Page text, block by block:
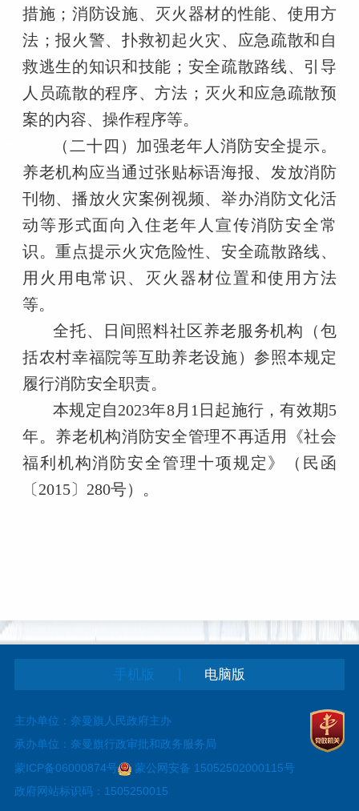
措施；消防设施、灭火器材的性能、使用方
法；报火警、扑救初起火灾、应急疏散和自
救逃生的知识和技能；安全疏散路线、引导
人员疏散的程序、方法；灭火和应急疏散预
案的内容、操作程序等。
（二十四）加强老年人消防安全提示。
养老机构应当通过张贴标语海报、发放消防
刊物、播放火灾案例视频、举办消防文化活
动等形式面向入住老年人宣传消防安全常
识。重点提示火灾危险性、安全疏散路线、
用火用电常识、灭火器材位置和使用方法
等。
全托、日间照料社区养老服务机构（包
括农村幸福院等互助养老设施）参照本规定
履行消防安全职责。
本规定自2023年8月1日起施行，有效期5
年。养老机构消防安全管理不再适用《社会
福利机构消防安全管理十项规定》（民函
〔2015〕280号）。
手机版 电脑版
主办单位：奈曼旗人民政府主办
承办单位：奈曼旗行政审批和政务服务局
蒙ICP备06000874号
蒙公网安备 15052502000115号
政府网站标识码：1505250015